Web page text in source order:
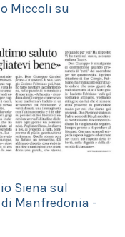
Miccoli su
Siena sul
Manfredonia -